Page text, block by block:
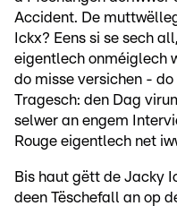
Accident. De
Ickx? Eens si se sech
eigentlech onméiglech
do misse versichen -
Tragesch: den Dag
selwer an engem
Rouge eigentlech net
Bis haut gëtt de Jacky
deen Tëschefall an op